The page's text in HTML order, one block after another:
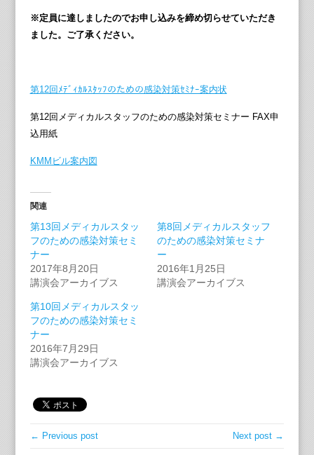
※定員に達しましたのでお申し込みを締め切らせていただき
ました。ご了承ください。
第12回ﾒﾃﾞｨｶﾙｽﾀｯﾌのための感染対策ｾﾐﾅｰ案内状
第12回メディカルスタッフのための感染対策セミナー FAX申
込用紙
KMMビル案内図
関連
第13回メディカルスタッ
フのための感染対策セミ
ナー
2017年8月20日
講演会アーカイブス
第8回メディカルスタッフ
のための感染対策セミナ
ー
2016年1月25日
講演会アーカイブス
第10回メディカルスタッ
フのための感染対策セミ
ナー
2016年7月29日
講演会アーカイブス
← Previous post Next post →